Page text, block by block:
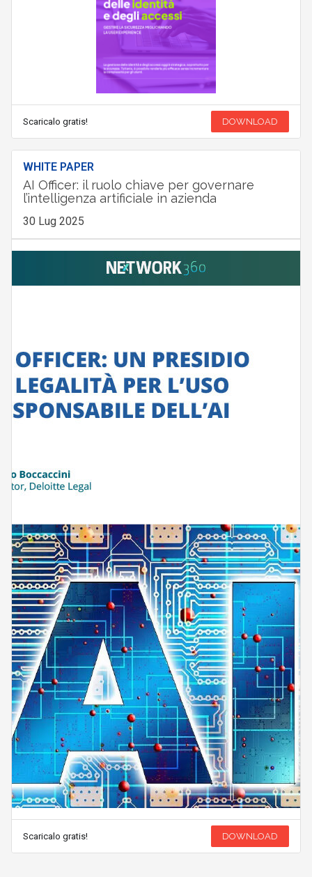
Scaricalo gratis! DOWNLOAD
WHITE PAPER
AI Officer: il ruolo chiave per governare
l’intelligenza artificiale in azienda
30 Lug 2025
Scaricalo gratis! DOWNLOAD